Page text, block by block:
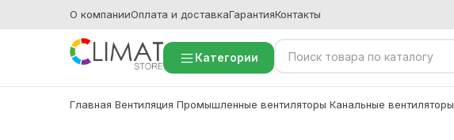
О компанииОплата и доставкаГарантияКонтакты
Категории
Главная Вентиляция Промышленные вентиляторы Канальные вентиляторы